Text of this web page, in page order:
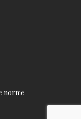
norme